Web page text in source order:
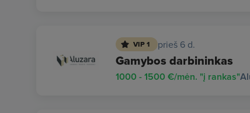
VIP 1 prieš 6 d.
Gamybos darbininkas
1000 - 1500 €/mėn. "į rankas"